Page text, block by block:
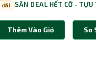
đãi SĂN DEAL HẾT CỠ - TỰU
Thêm Vào Giỏ So